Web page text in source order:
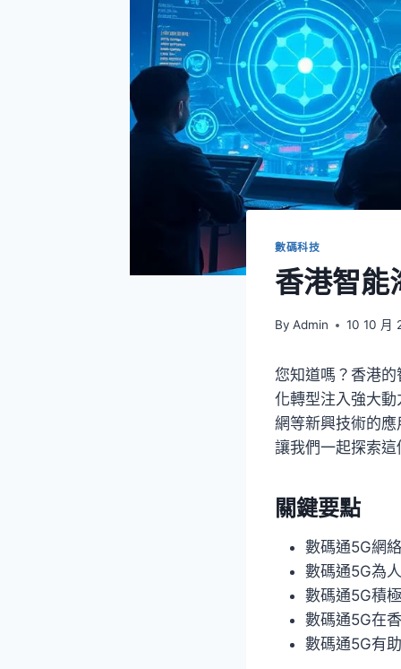
數碼科技
香港智能
By Admin 10 10 月
您知道嗎？香港
化轉型注入強大動
網等新興技術的
讓我們一起探索
關鍵要點
數碼通5G網
數碼通5G為
數碼通5G積
數碼通5G在
數碼通5G有